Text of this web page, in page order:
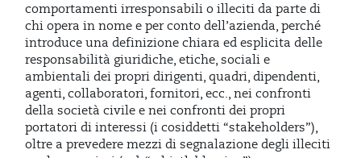
comportamenti irresponsabili o illeciti da parte di
chi opera in nome e per conto dell’azienda, perché
introduce una definizione chiara ed esplicita delle
responsabilità giuridiche, etiche, sociali e
ambientali dei propri dirigenti, quadri, dipendenti,
agenti, collaboratori, fornitori, ecc., nei confronti
della società civile e nei confronti dei propri
portatori di interessi (i cosiddetti “stakeholders”),
oltre a prevedere mezzi di segnalazione degli illeciti